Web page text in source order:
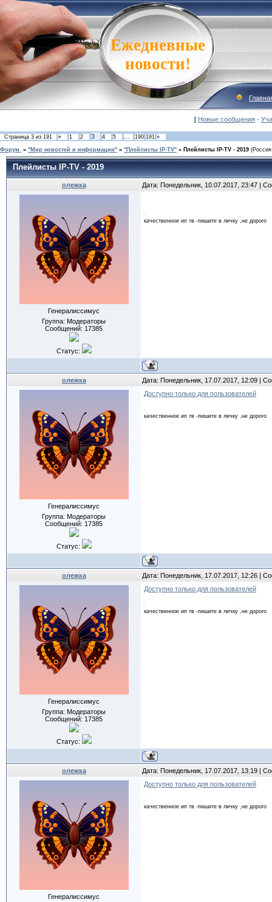
Ежедневные
новости!
[ Новые сообщения ·
Страница 3 из 191 « 1 2 3 4 5 … 190 191 »
Форум. » "Мир новостей и информации" » "Плейлисты IP-TV" » Плейлисты IP-TV - 2019
Плейлисты IP-TV - 2019
олежка Дата: Понедельник, 10.07.2017, 23:47 |
Генералиссимус
Группа: Модераторы
Сообщений: 17385
Статус:
качественное ип тв -пишите в личку ,не дорого
олежка Дата: Понедельник, 17.07.2017, 12:09 |
Генералиссимус
Группа: Модераторы
Сообщений: 17385
Статус:
Доступно только для пользователей
качественное ип тв -пишите в личку ,не дорого
олежка Дата: Понедельник, 17.07.2017, 12:26 |
Генералиссимус
Группа: Модераторы
Сообщений: 17385
Статус:
Доступно только для пользователей
качественное ип тв -пишите в личку ,не дорого
олежка Дата: Понедельник, 17.07.2017, 13:19 |
Генералиссимус
Доступно только для пользователей
качественное ип тв -пишите в личку ,не дорого